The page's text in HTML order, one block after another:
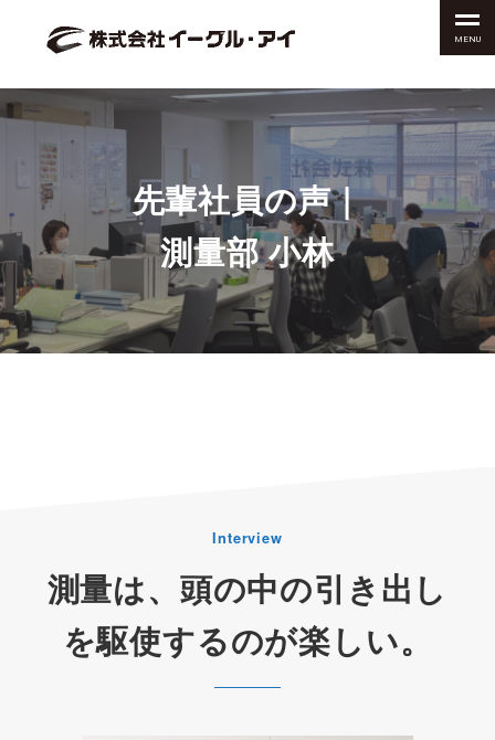
MENU
先輩社員の声｜
測量部 小林
Interview
測量は、頭の中の引き出し
を駆使するのが楽しい。